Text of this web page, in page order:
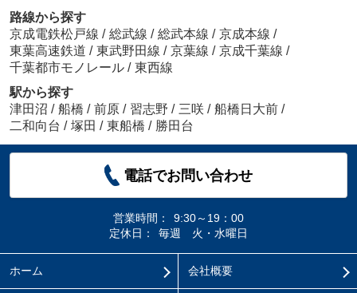
路線から探す
京成電鉄松戸線 / 総武線 / 総武本線 / 京成本線 /
東葉高速鉄道 / 東武野田線 / 京葉線 / 京成千葉線 /
千葉都市モノレール / 東西線
駅から探す
津田沼 / 船橋 / 前原 / 習志野 / 三咲 / 船橋日大前 /
二和向台 / 塚田 / 東船橋 / 勝田台
電話でお問い合わせ
営業時間：
9:30～19：00
定休日：
毎週 火・水曜日
ホーム 会社概要